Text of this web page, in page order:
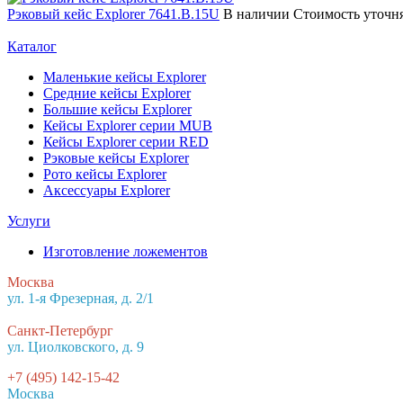
Рэковый кейс Explorer 7641.B.15U В наличии Стоимость
Каталог
Маленькие кейсы Explorer
Средние кейсы Explorer
Большие кейсы Explorer
Кейсы Explorer серии MUB
Кейсы Explorer серии RED
Рэковые кейсы Explorer
Рото кейсы Explorer
Аксессуары Explorer
Услуги
Изготовление ложементов
Москва
ул. 1-я Фрезерная, д. 2/1
Санкт-Петербург
ул. Циолковского, д. 9
+7 (495) 142-15-42
Москва